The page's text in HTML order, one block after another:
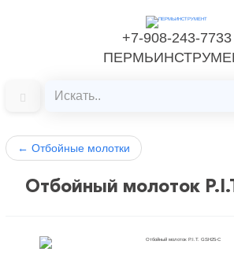
+7-908-243-7733
← Отбойные молотки
Отбойный молоток